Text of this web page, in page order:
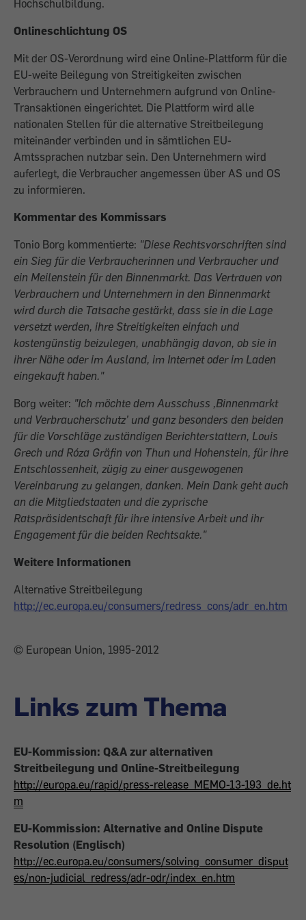
Hochschulbildung.
Onlineschlichtung OS
Mit der OS-Verordnung wird eine Online-Plattform für die
EU-weite Beilegung von Streitigkeiten zwischen
Verbrauchern und Unternehmern aufgrund von Online-
Transaktionen eingerichtet. Die Plattform wird alle
nationalen Stellen für die alternative Streitbeilegung
miteinander verbinden und in sämtlichen EU-
Amtssprachen nutzbar sein. Den Unternehmern wird
auferlegt, die Verbraucher angemessen über AS und OS
zu informieren.
Kommentar des Kommissars
Tonio Borg kommentierte: "Diese Rechtsvorschriften sind
ein Sieg für die Verbraucherinnen und Verbraucher und
ein Meilenstein für den Binnenmarkt. Das Vertrauen von
Verbrauchern und Unternehmern in den Binnenmarkt
wird durch die Tatsache gestärkt, dass sie in die Lage
versetzt werden, ihre Streitigkeiten einfach und
kostengünstig beizulegen, unabhängig davon, ob sie in
ihrer Nähe oder im Ausland, im Internet oder im Laden
eingekauft haben."
Borg weiter: "Ich möchte dem Ausschuss ‚Binnenmarkt
und Verbraucherschutz’ und ganz besonders den beiden
für die Vorschläge zuständigen Berichterstattern, Louis
Grech und Róza Gräfin von Thun und Hohenstein, für ihre
Entschlossenheit, zügig zu einer ausgewogenen
Vereinbarung zu gelangen, danken. Mein Dank geht auch
an die Mitgliedstaaten und die zyprische
Ratspräsidentschaft für ihre intensive Arbeit und ihr
Engagement für die beiden Rechtsakte."
Weitere Informationen
Alternative Streitbeilegung
http://ec.europa.eu/consumers/redress_cons/adr_en.htm
© European Union, 1995-2012
Links zum Thema
EU-Kommission: Q&A zur alternativen
Streitbeilegung und Online-Streitbeilegung
http://europa.eu/rapid/press-release_MEMO-13-193_de.ht
m
EU-Kommission: Alternative and Online Dispute
Resolution (Englisch)
http://ec.europa.eu/consumers/solving_consumer_disput
es/non-judicial_redress/adr-odr/index_en.htm